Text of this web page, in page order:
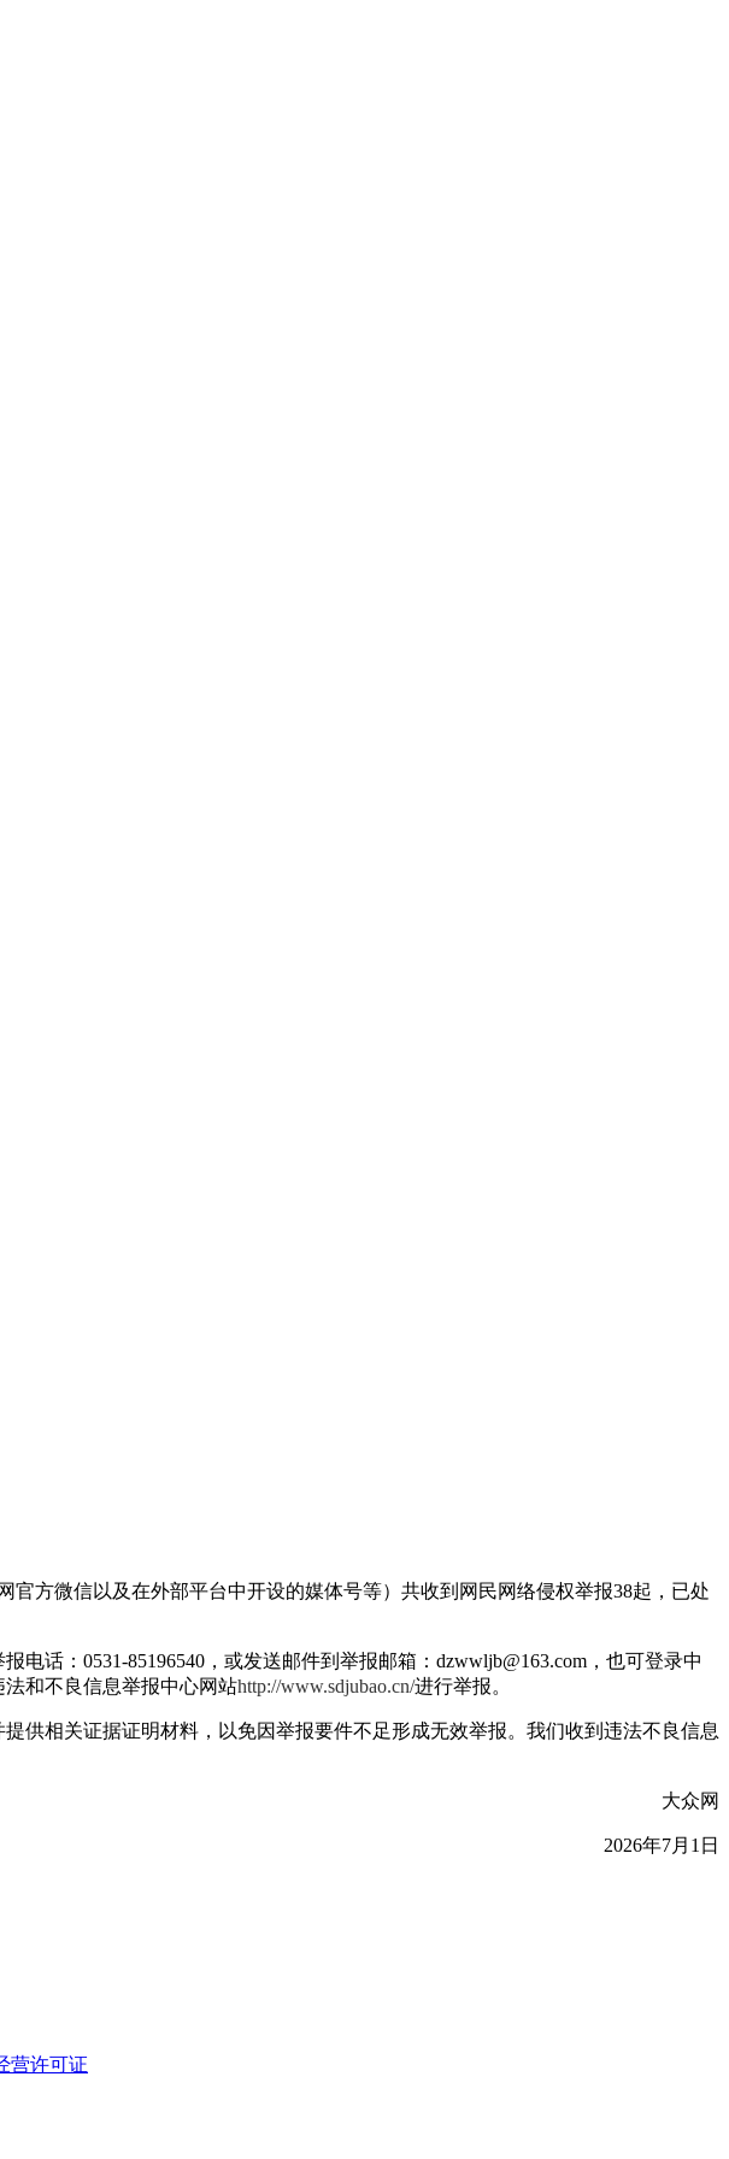
方微信以及在外部平台中开设的媒体号等）共收到网民网络侵权举报38起，已处
：0531-85196540，或发送邮件到举报邮箱：dzwwljb@163.com，也可登录中
法和不良信息举报中心网站http://www.sdjubao.cn/进行举报。
相关证据证明材料，以免因举报要件不足形成无效举报。我们收到违法不良信息
大众网
2026年7月1日
营许可证